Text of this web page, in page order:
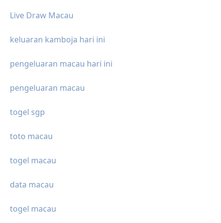
Live Draw Macau
keluaran kamboja hari ini
pengeluaran macau hari ini
pengeluaran macau
togel sgp
toto macau
togel macau
data macau
togel macau